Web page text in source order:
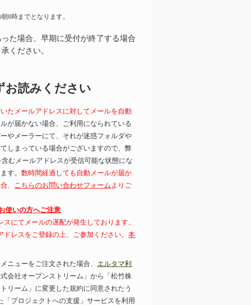
8時までとなります。
た場合、早期に受付が終了する場合
ください。
お読みください
たメールアドレスに対してメールを自動
が届かない場合、ご利用になられている
やメーラーにて、それが迷惑フォルダや
しまっている場合がございますので、弊
むメールアドレスが受信可能な状態にな
す。数時間経過しても自動メールが届か
、
こちらのお問い合わせフォーム よりご
使いの方へご注意
スにてメールの遅配が発生しております。
ドレスをご登録の上、ご参加ください。本
ニューをご注文された場合、 エルタマ利
会社オープンストリーム」から「松竹株
リーム」に変更した規約に同意されたう
「プロジェクトへの支援」サービスを利用